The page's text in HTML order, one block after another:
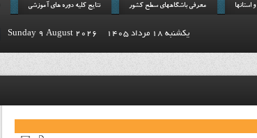
معرفي باشگاههاي سطح کشور نتايج کليه دوره هاي آموزشي
يكشنبه 18 مرداد 1405 Sunday 9 August 2026